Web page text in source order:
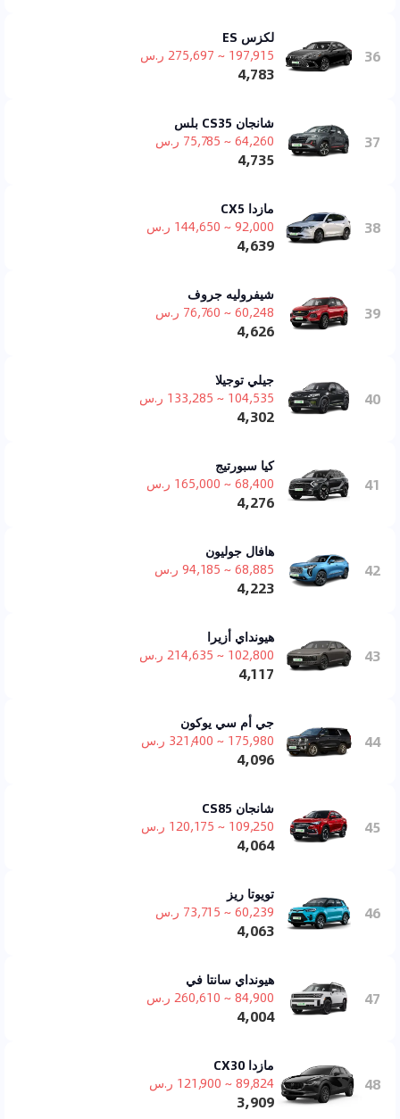
36
لكزس ES
197,915 ~ 275,697 ر.س
4,783
37
شانجان CS35 بلس
64,260 ~ 75,785 ر.س
4,735
38
مازدا CX5
92,000 ~ 144,650 ر.س
4,639
39
شيفروليه جروف
60,248 ~ 76,760 ر.س
4,626
40
جيلي توجيلا
104,535 ~ 133,285 ر.س
4,302
41
كيا سبورتيج
68,400 ~ 165,000 ر.س
4,276
42
هافال جوليون
68,885 ~ 94,185 ر.س
4,223
43
هيونداي أزيرا
102,800 ~ 214,635 ر.س
4,117
44
جي أم سي يوكون
175,980 ~ 321,400 ر.س
4,096
45
شانجان CS85
109,250 ~ 120,175 ر.س
4,064
46
تويوتا ريز
60,239 ~ 73,715 ر.س
4,063
47
هيونداي سانتا في
84,900 ~ 260,610 ر.س
4,004
48
مازدا CX30
89,824 ~ 121,900 ر.س
3,909